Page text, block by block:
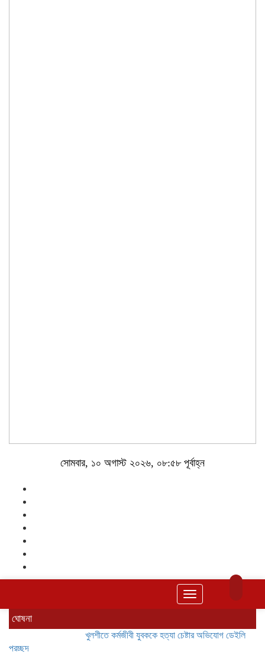
সোমবার, ১০ অগাস্ট ২০২৬, ০৮:৫৮ পূর্বাহ্ন
Toggle
navigation
ঘোষনা
খুলশীতে কর্মজীবী যুবককে হত্যা চেষ্টার অভিযোগ ডেইলি চট্টগ্রাম
প্রচ্ছদ